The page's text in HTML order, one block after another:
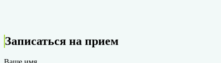
Записаться на прием